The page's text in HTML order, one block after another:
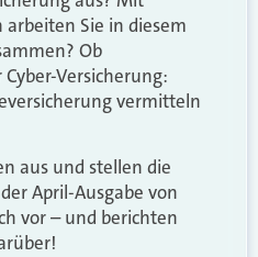
Sie in diesem
Ob
Versicherung:
vermitteln
aus und stellen die
April-Ausgabe von
vor – und berichten